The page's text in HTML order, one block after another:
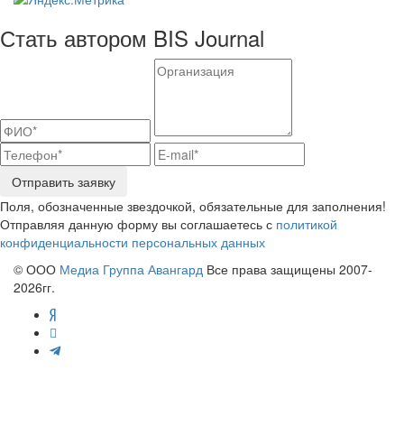
Стать автором BIS Journal
Отправить заявку
Поля, обозначенные звездочкой, обязательные для заполнения!
Отправляя данную форму вы соглашаетесь с политикой
конфиденциальности персональных данных
© ООО Медиа Группа Авангард Все права защищены 2007-
2026гг.